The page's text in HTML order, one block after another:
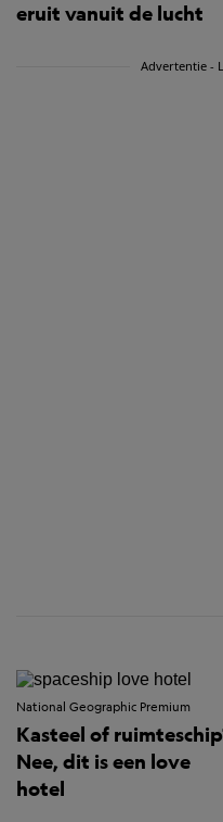
eruit vanuit de lucht
Advertentie -
National Geographic Premium
Kasteel of
Nee, dit is een love
hotel